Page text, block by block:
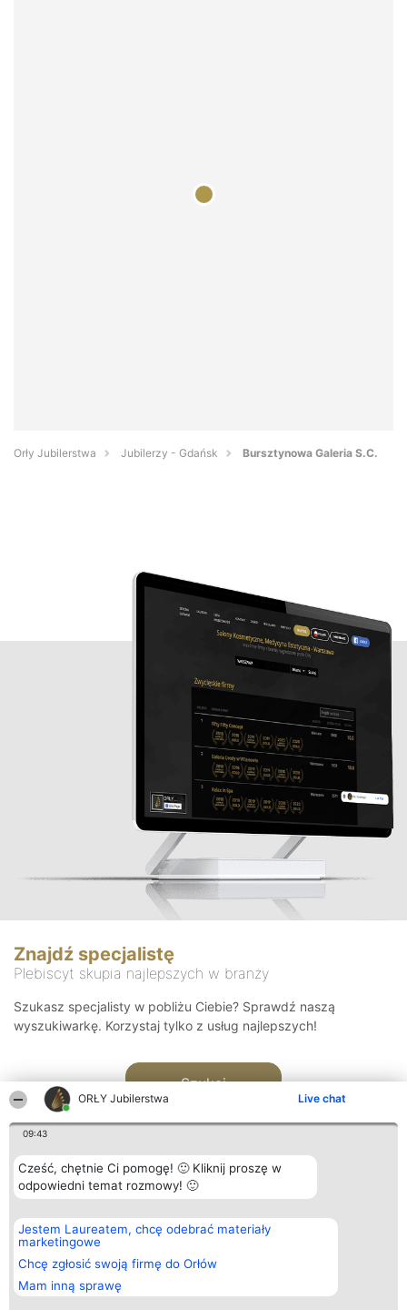
ORŁY Jubilerstwa Live chat
09:43
Cześć, chętnie Ci pomogę! 🙂 Kliknij proszę w
odpowiedni temat rozmowy! 🙂
Jestem Laureatem, chcę odebrać materiały
marketingowe
Chcę zgłosić swoją firmę do Orłów
Mam inną sprawę
Orły Jubilerstwa Jubilerzy - Gdańsk Bursztynowa Galeria S.C.
Znajdź specjalistę
Plebiscyt skupia najlepszych w branży
Szukasz specjalisty w pobliżu Ciebie? Sprawdź naszą
wyszukiwarkę. Korzystaj tylko z usług najlepszych!
Szukaj
Organizator plebiscytu
Bright Side Solutions sp. z o.
o. sp. k.
ul. Ruska 22
Wrocław 50-079
KRS 0000749100 | Regon
381313360 | NIP 8943132676
Plebiscyt
Laureaci
wszystkich
Laureatów
Regulamin
Kontakt
Kontakt